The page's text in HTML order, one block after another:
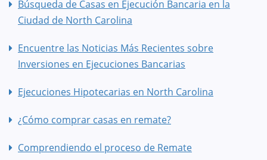
Búsqueda de Casas en Ejecución Bancaria en la
Ciudad de North Carolina
Encuentre las Noticias Más Recientes sobre
Inversiones en Ejecuciones Bancarias
Ejecuciones Hipotecarias en North Carolina
¿Cómo comprar casas en remate?
Comprendiendo el proceso de Remate